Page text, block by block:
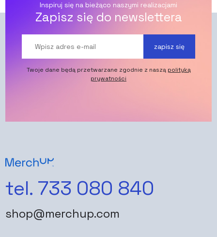
Inspiruj się na bieżąco naszymi realizacjami
Zapisz się do newslettera
zapisz się
Twoje dane będą przetwarzane zgodnie z naszą polityką
prywatności
tel. 733 080 840
shop@merchup.com